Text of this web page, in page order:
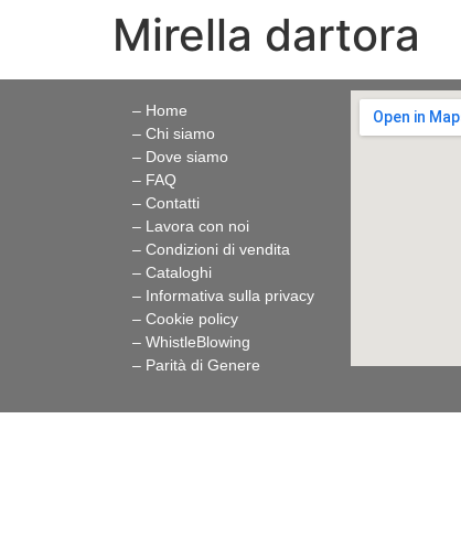
Mirella dartora
– Home
– Chi siamo
– Dove siamo
– FAQ
– Contatti
– Lavora con noi
– Condizioni di vendita
– Cataloghi
– Informativa sulla privacy
– Cookie policy
– WhistleBlowing
– Parità di Genere